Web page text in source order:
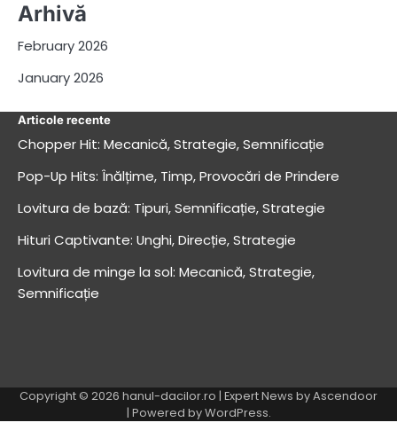
Arhivă
February 2026
January 2026
Articole recente
Chopper Hit: Mecanică, Strategie, Semnificație
Pop-Up Hits: Înălțime, Timp, Provocări de Prindere
Lovitura de bază: Tipuri, Semnificație, Strategie
Hituri Captivante: Unghi, Direcție, Strategie
Lovitura de minge la sol: Mecanică, Strategie,
Semnificație
Copyright © 2026 hanul-dacilor.ro | Expert News byAscendoor
| Powered byWordPress.